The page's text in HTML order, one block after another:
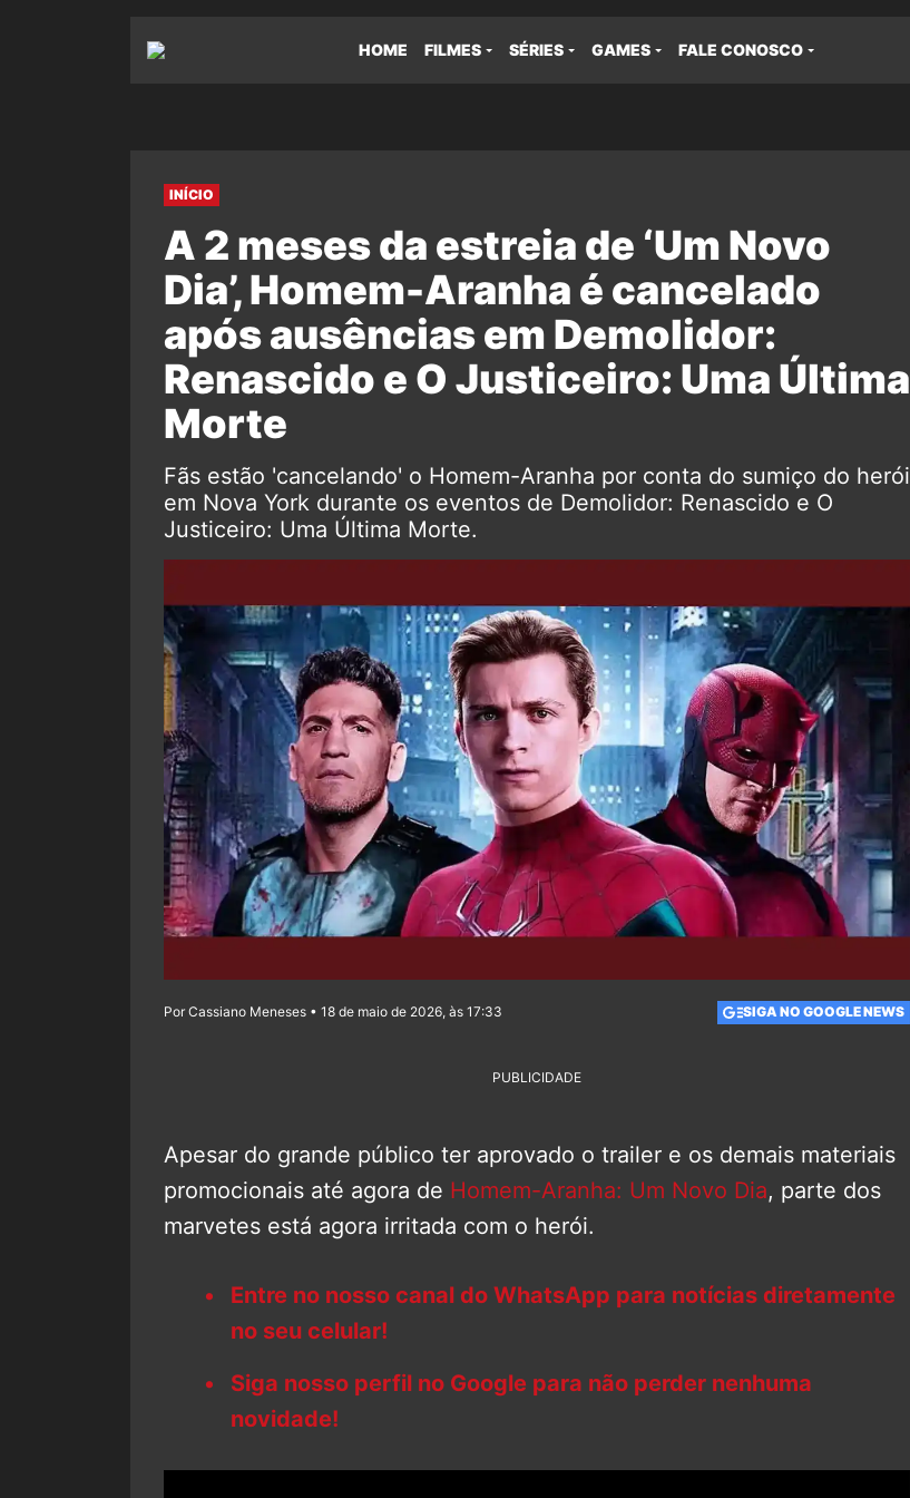
HOME FILMES SÉRIES GAMES FALE CONOSCO
INÍCIO
A 2 meses da estreia de ‘Um Novo
Dia’, Homem-Aranha é cancelado
após ausências em Demolidor:
Renascido e O Justiceiro: Uma Última
Morte
Fãs estão 'cancelando' o Homem-Aranha por conta do sumiço do herói
em Nova York durante os eventos de Demolidor: Renascido e O
Justiceiro: Uma Última Morte.
Por Cassiano Meneses • 18 de maio de 2026, às 17:33 SIGA NO GOOGLE NEWS
PUBLICIDADE
Apesar do grande público ter aprovado o trailer e os demais materiais
promocionais até agora de Homem-Aranha: Um Novo Dia, parte dos
marvetes está agora irritada com o herói.
Entre no nosso canal do WhatsApp para notícias diretamente
no seu celular!
Siga nosso perfil no Google para não perder nenhuma
novidade!